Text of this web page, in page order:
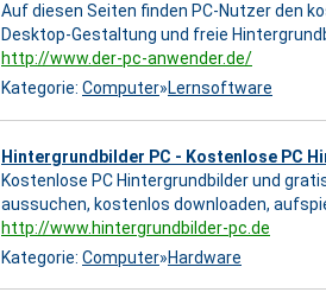
Auf diesen Seiten finden PC-Nutzer den
Desktop-Gestaltung und freie
http://www.der-pc-anwender.de/
Kategorie: Computer»Lernsoftware
Hintergrundbilder PC - Kostenlose PC
Kostenlose PC Hintergrundbilder und
aussuchen, kostenlos downloaden,
http://www.hintergrundbilder-pc.de
Kategorie: Computer»Hardware